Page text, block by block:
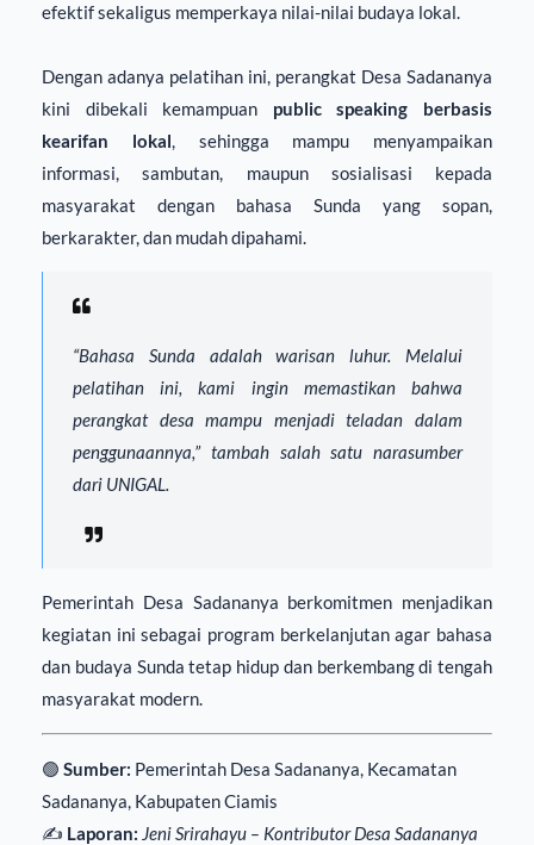
efektif sekaligus memperkaya nilai-nilai budaya lokal.
Dengan adanya pelatihan ini, perangkat Desa Sadananya
kini dibekali kemampuan public speaking berbasis
kearifan lokal , sehingga mampu menyampaikan
informasi, sambutan, maupun sosialisasi kepada
masyarakat dengan bahasa Sunda yang sopan,
berkarakter, dan mudah dipahami.
“Bahasa Sunda adalah warisan luhur. Melalui
pelatihan ini, kami ingin memastikan bahwa
perangkat desa mampu menjadi teladan dalam
penggunaannya,” tambah salah satu narasumber
dari UNIGAL.
Pemerintah Desa Sadananya berkomitmen menjadikan
kegiatan ini sebagai program berkelanjutan agar bahasa
dan budaya Sunda tetap hidup dan berkembang di tengah
masyarakat modern.
🟢 Sumber: Pemerintah Desa Sadananya, Kecamatan
Sadananya, Kabupaten Ciamis
✍️ Laporan: Jeni Srirahayu – Kontributor Desa Sadananya